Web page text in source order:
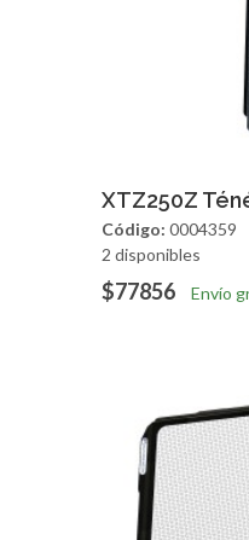
Agregar
XTZ250Z
Código: 0004359
2 disponibles
$77856 Envío